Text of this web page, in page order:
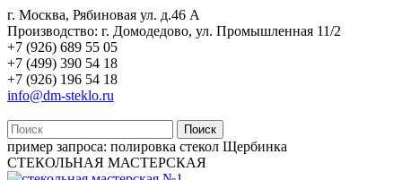
г. Москва, Рябиновая ул. д.46 А
Производство: г. Домодедово, ул. Промышленная 11/2
+7 (926) 689 55 05
+7 (499) 390 54 18
+7 (926) 196 54 18
info@dm-steklo.ru
Поиск
пример запроса: полировка стекол Щербинка
СТЕКОЛЬНАЯ МАСТЕРСКАЯ